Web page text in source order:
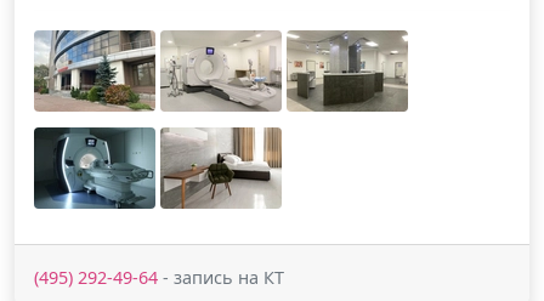
(495) 292-49-64 - запись на КТ